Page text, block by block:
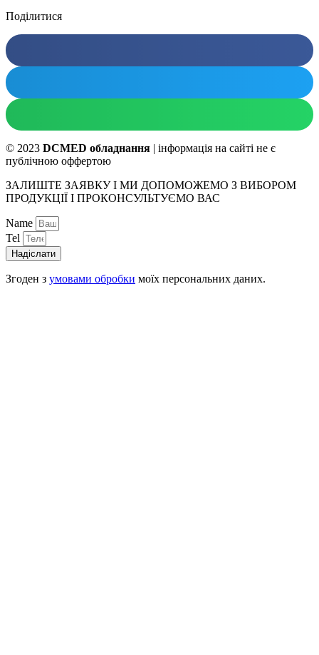
Поділитися
© 2023 DCMED обладнання | інформація на сайті не є
публічною оффертою
ЗАЛИШТЕ ЗАЯВКУ І МИ ДОПОМОЖЕМО З ВИБОРОМ
ПРОДУКЦІЇ І ПРОКОНСУЛЬТУЄМО ВАС
Name
Tel
Надіслати
Згоден з умовами обробки моїх персональних даних.